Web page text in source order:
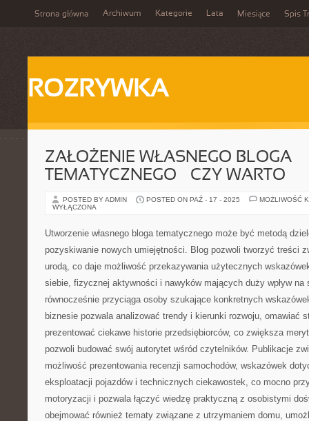
Strona główna Archiwum Kategorie Lata Miesiące Spis
ROZRYWKA
ZAŁOŻENIE WŁASNEGO BLOGA
TEMATYCZNEGO – CZY WARTO
POSTED BY ADMIN POSTED ON PAŹ - 17 - 2025
MOŻLIWOŚĆ
WYŁĄCZONA
Utworzenie własnego bloga tematycznego może być metodą
pozyskiwanie nowych umiejętności. Blog pozwoli tworzyć treści
urodą, co daje możliwość przekazywania użytecznych
siebie, fizycznej aktywności i nawyków mających duży wpływ na
równocześnie przyciąga osoby szukające konkretnych
biznesie pozwala analizować trendy i kierunki rozwoju, omawiać
prezentować ciekawe historie przedsiębiorców, co zwiększa
pozwoli budować swój autorytet wśród czytelników. Publikacje
możliwość prezentowania recenzji samochodów, wskazówek
eksploatacji pojazdów i technicznych ciekawostek, co mocno
motoryzacji i pozwala łączyć wiedzę praktyczną z osobistymi
obejmować również tematy związane z utrzymaniem domu,